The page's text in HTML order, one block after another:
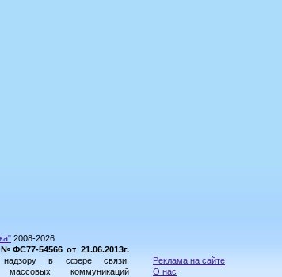
2008-2026
54566 от 21.06.2013г.
в сфере связи,
коммуникаций
Реклама на сайте
О нас